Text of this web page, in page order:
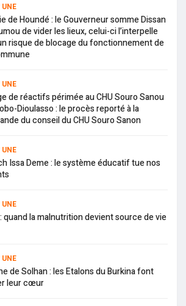
de Houndé : le Gouverneur somme Dissan
de vider les lieux, celui-ci l’interpelle
risque de blocage du fonctionnement de
de réactifs périmée au CHU Souro Sanou
Dioulasso : le procès reporté à la
du conseil du CHU Souro Sanon
Issa Deme : le système éducatif tue nos
quand la malnutrition devient source de vie
de Solhan : les Etalons du Burkina font
leur cœur